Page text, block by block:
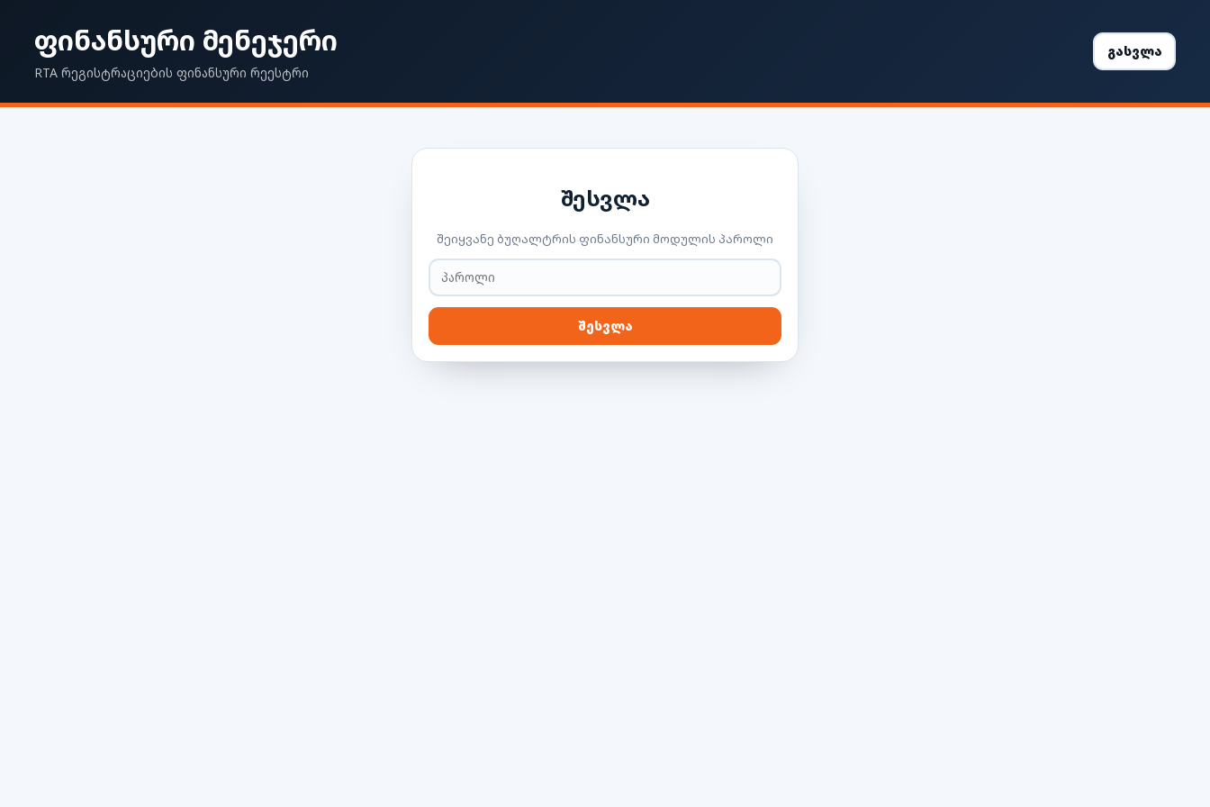
ფინანსური მენეჯერი
RTA რეგისტრაციების ფინანსური რეესტრი
გასვლა
შესვლა
შეიყვანე ბუღალტრის ფინანსური მოდულის პაროლი
შესვლა